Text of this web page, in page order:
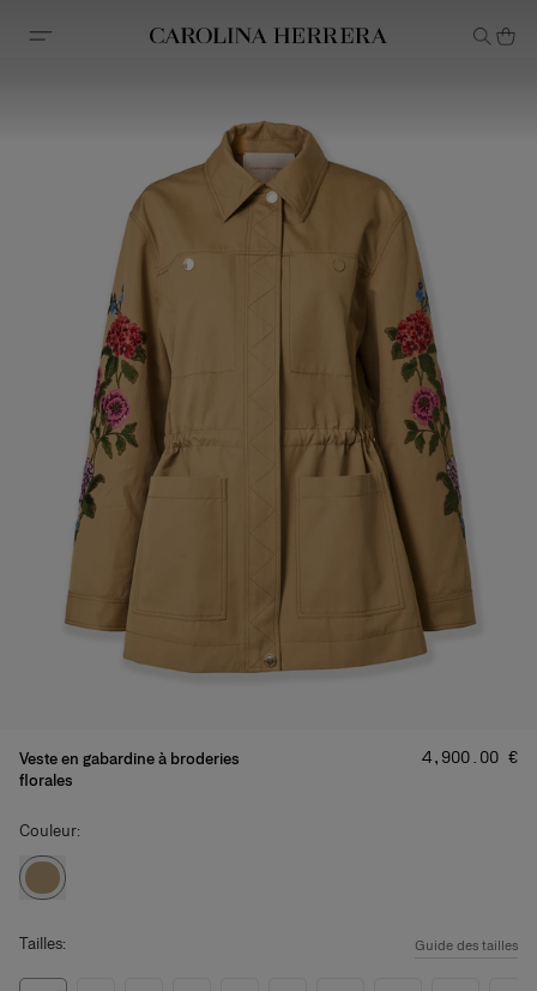
Avis d'accessibilité (lien)
Veste en gabardine à broderies
florales
Prix:
‌4,900.00 €
Couleur:
Tailles: Guide des tailles